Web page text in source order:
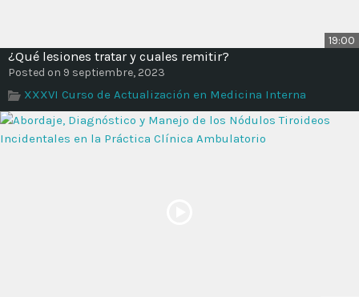
19:00
¿Qué lesiones tratar y cuales remitir?
Posted on 9 septiembre, 2023
XXXVI Curso de Actualización en Medicina Interna